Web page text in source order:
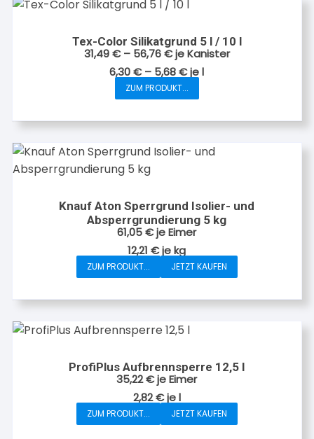
Tex-Color Silikatgrund 5 l / 10 l
31,49€– 56,76€je Kanister
6,30€– 5,68€jel
ZUM PRODUKT...
Dieses
weist
mehrere
Optionen
können
auf
Produktseite
gewählt
Knauf Aton Sperrgrund Isolier- und
Absperrgrundierung 5 kg
61,05€je Eimer
12,21€jekg
ZUM PRODUKT... JETZT KAUFEN
ProfiPlus Aufbrennsperre 12,5 l
35,22€je Eimer
2,82€jel
ZUM PRODUKT... JETZT KAUFEN